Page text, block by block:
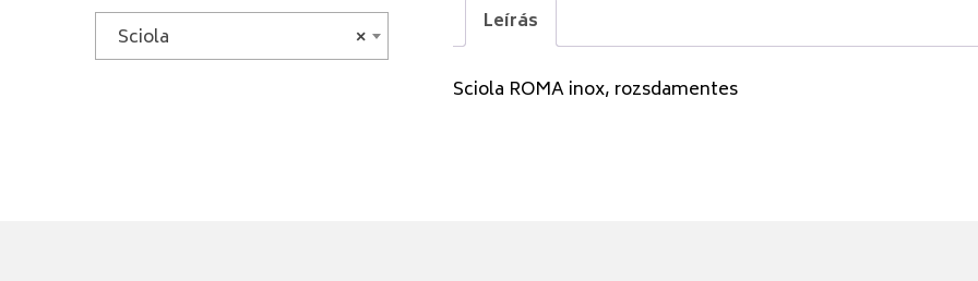
Leírás
Sciola ROMA inox, rozsdamentes
×
Sciola